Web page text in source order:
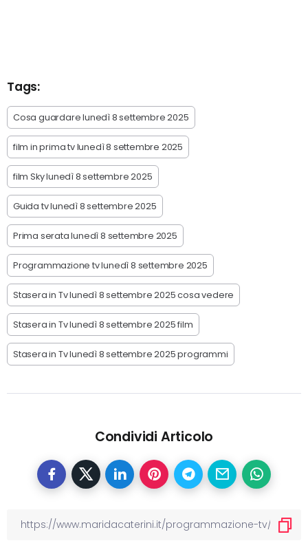
Tags:
Cosa guardare lunedì 8 settembre 2025
film in prima tv lunedì 8 settembre 2025
film Sky lunedì 8 settembre 2025
Guida tv lunedì 8 settembre 2025
Prima serata lunedì 8 settembre 2025
Programmazione tv lunedì 8 settembre 2025
Stasera in Tv lunedì 8 settembre 2025 cosa vedere
Stasera in Tv lunedì 8 settembre 2025 film
Stasera in Tv lunedì 8 settembre 2025 programmi
Condividi Articolo